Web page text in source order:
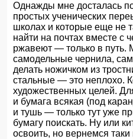
Однажды мне досталась
простых ученических
школах и которые еще не
найти на почтах вместе с
ржавеют — только в путь.
самодельные чернила,
делать ножичком из
стальные — это неплохо.
художественных целей.
и бумага всякая (под
и тушь — только тут уже
бумагу поискать. Ну или
освоить, но вернемся таки